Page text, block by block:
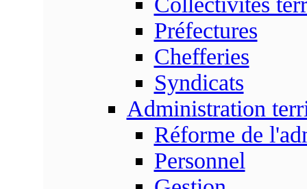
Préfectures
Chefferies
Syndicats
Administration
Réforme de
Personnel